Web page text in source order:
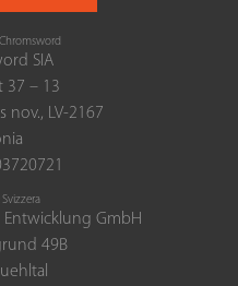
SIA
37 – 13
nov., LV-2167
Entwicklung GmbH
49B